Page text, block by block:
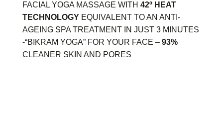
FACIAL YOGA MASSAGE WITH 42º HEAT
TECHNOLOGYEQUIVALENT TO AN ANTI-
AGEING SPA TREATMENT IN JUST 3 MINUTES
-“BIKRAM YOGA” FOR YOUR FACE – 93%
CLEANER SKIN AND PORES